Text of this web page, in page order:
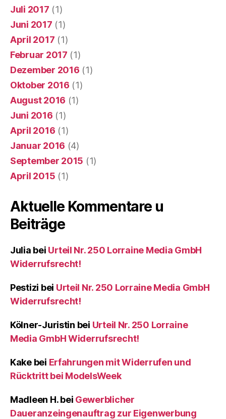
Juli 2017 (1)
Juni 2017 (1)
April 2017 (1)
Februar 2017 (1)
Dezember 2016 (1)
Oktober 2016 (1)
August 2016 (1)
Juni 2016 (1)
April 2016 (1)
Januar 2016 (4)
September 2015 (1)
April 2015 (1)
Aktuelle Kommentare u
Beiträge
Julia bei Urteil Nr. 250 Lorraine Media GmbH
Widerrufsrecht!
Pestizi bei Urteil Nr. 250 Lorraine Media GmbH
Widerrufsrecht!
Kölner-Juristin bei Urteil Nr. 250 Lorraine
Media GmbH Widerrufsrecht!
Kakebei Erfahrungen mit Widerrufen und
Rücktritt bei ModelsWeek
Madleen H.bei Gewerblicher
Daueranzeingenauftrag zur Eigenwerbung